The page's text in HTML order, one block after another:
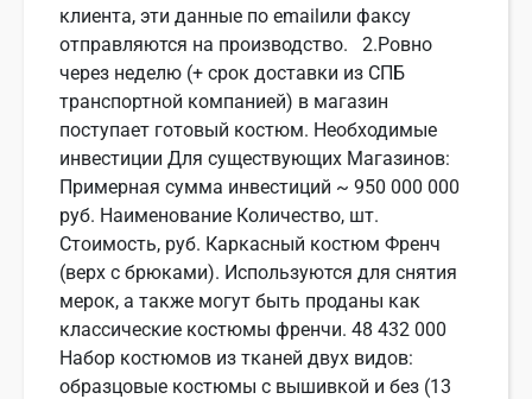
клиента, эти данные по emailили факсу
отправляются на производство. 2.Ровно
через неделю (+ срок доставки из СПБ
транспортной компанией) в магазин
поступает готовый костюм. Необходимые
инвестиции Для существующих Магазинов:
Примерная сумма инвестиций ~ 950 000 000
руб. Наименование Количество, шт.
Стоимость, руб. Каркасный костюм Френч
(верх с брюками). Используются для снятия
мерок, а также могут быть проданы как
классические костюмы френчи. 48 432 000
Набор костюмов из тканей двух видов:
образцовые костюмы с вышивкой и без (13